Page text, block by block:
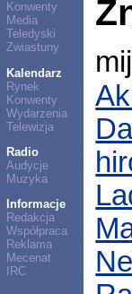
Konwenty
Media
Teledyski
Zwiastuny
Kalendarz
Rynek
Konwenty
Wydarzenia
Telewizja
Radio
Audycje
Muzyka
Informacje
Redakcja
Współpraca
Reklama
Mecenat
IRC